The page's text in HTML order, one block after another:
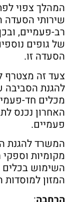
המהלך צפוי
שירותי
רב-פעמיים,
של גופים
הסעדה זו.
צעד זה
להגנת הסביבה
מכלים חד-
האחרון נכנס
פעמיים.
המשרד להגנת
מקומיות
השימוש בכלים
המזון למוסדות